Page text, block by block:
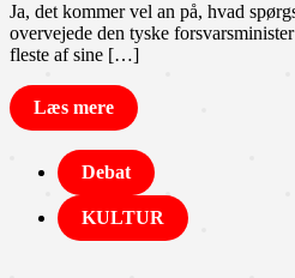
Ja, det kommer vel an på, hvad
overvejede den tyske
fleste af sine […]
Læs mere
Debat
KULTUR